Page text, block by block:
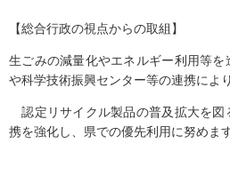
【総合行政の視点からの取組】
生ごみの減量化やエネルギー利用等
や科学技術振興センター等の連携によ
認定リサイクル製品の普及拡大を図
携を強化し、県での優先利用に努めます